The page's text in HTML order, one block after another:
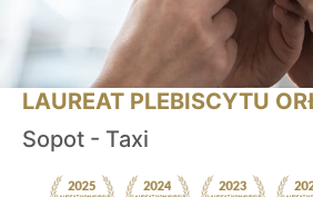
LAUREAT PLEBISCYTU
Sopot - Taxi